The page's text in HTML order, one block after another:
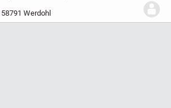
von Werdohl. Dank regelmäßiger
Instandhaltungen und ausgewählter
58791 Werdohl